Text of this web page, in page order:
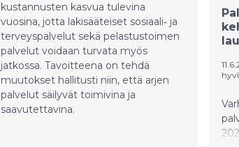
kustannusten kasvua tulevina
vuosina, jotta lakisääteiset sosiaali‑ ja
terveyspalvelut sekä pelastustoimen
palvelut voidaan turvata myös
jatkossa. Tavoitteena on tehdä
muutokset hallitusti niin, että arjen
palvelut säilyvät toimivina ja
saavutettavina.